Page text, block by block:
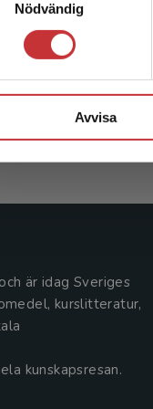
Nödvändig
Avvisa
284 kr
Exkl.
är idag Sveriges
kurslitteratur,
kunskapsresan.